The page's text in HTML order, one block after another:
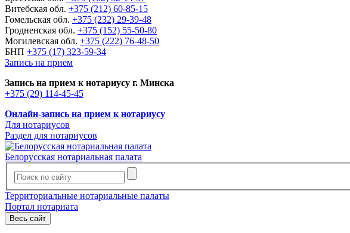
Витебская обл. +375 (212) 60-85-15
Гомельская обл. +375 (232) 29-39-48
Гродненская обл. +375 (152) 55-50-80
Могилевская обл. +375 (222) 76-48-50
БНП +375 (17) 323-59-34
Запись на прием
Запись на прием к нотариусу г. Минска
+375 (29) 114-45-45
Онлайн-запись на прием к нотариусу
Для нотариусов
Раздел для нотариусов
Белорусская нотариальная палата
Территориальные нотариальные палаты
Портал нотариата
Весь сайт